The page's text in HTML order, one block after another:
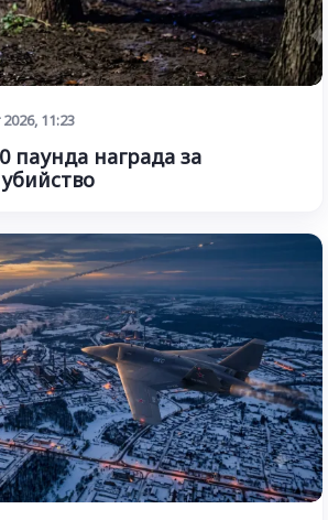
2026, 11:23
паунда награда за